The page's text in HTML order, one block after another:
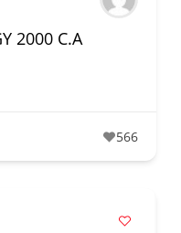
2000 C.A
566